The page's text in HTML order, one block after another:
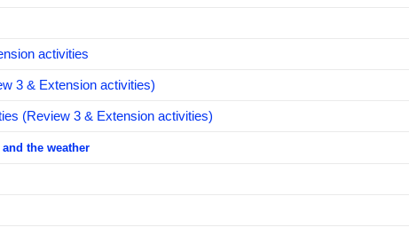
activities
3 & Extension activities)
(Review 3 & Extension activities)
the weather